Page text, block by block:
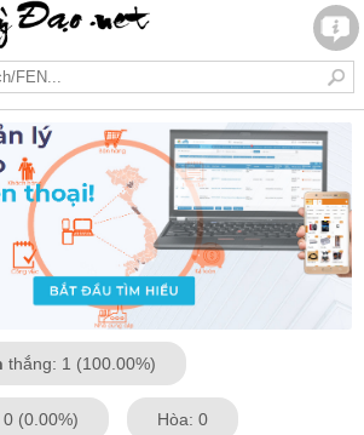
thắng: 1 (100.00%)
(0.00%) Hòa: 0